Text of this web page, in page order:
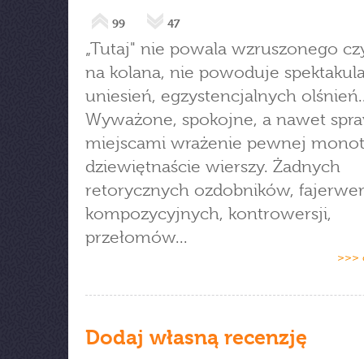
99 47
„Tutaj" nie powala wzruszonego
na kolana, nie powoduje
uniesień, egzystencjalnych
Wyważone, spokojne, a nawet
miejscami wrażenie pewnej
dziewiętnaście wierszy. Żadnych
retorycznych ozdobników,
kompozycyjnych, kontrowersji,
przełomów...
>>>
Dodaj własną recenzję